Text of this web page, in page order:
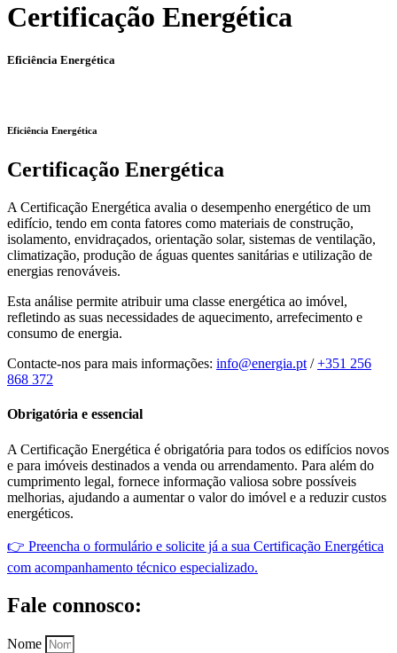
Certificação Energética
Eficiência Energética
Eficiência Energética
Certificação Energética
A Certificação Energética avalia o desempenho energético de um
edifício, tendo em conta fatores como materiais de construção,
isolamento, envidraçados, orientação solar, sistemas de ventilação,
climatização, produção de águas quentes sanitárias e utilização de
energias renováveis.
Esta análise permite atribuir uma classe energética ao imóvel,
refletindo as suas necessidades de aquecimento, arrefecimento e
consumo de energia.
Contacte-nos para mais informações: info@energia.pt /+351 256
868 372
Obrigatória e essencial
A Certificação Energética é obrigatória para todos os edifícios novos
e para imóveis destinados a venda ou arrendamento. Para além do
cumprimento legal, fornece informação valiosa sobre possíveis
melhorias, ajudando a aumentar o valor do imóvel e a reduzir custos
energéticos.
👉 Preencha o formulário e solicite já a sua Certificação Energética
com acompanhamento técnico especializado.
Fale connosco:
Nome